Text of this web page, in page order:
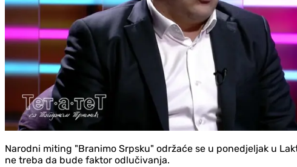
Narodni miting "Branimo Srpsku" održaće se u ponedjeljak u
ne treba da bude faktor odlučivanja.